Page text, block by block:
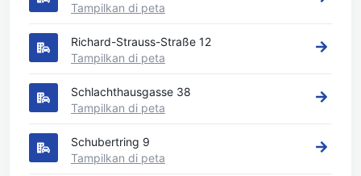
Tampilkan di peta
Richard-Strauss-Straße 12
Tampilkan di peta
Schlachthausgasse 38
Tampilkan di peta
Schubertring 9
Tampilkan di peta